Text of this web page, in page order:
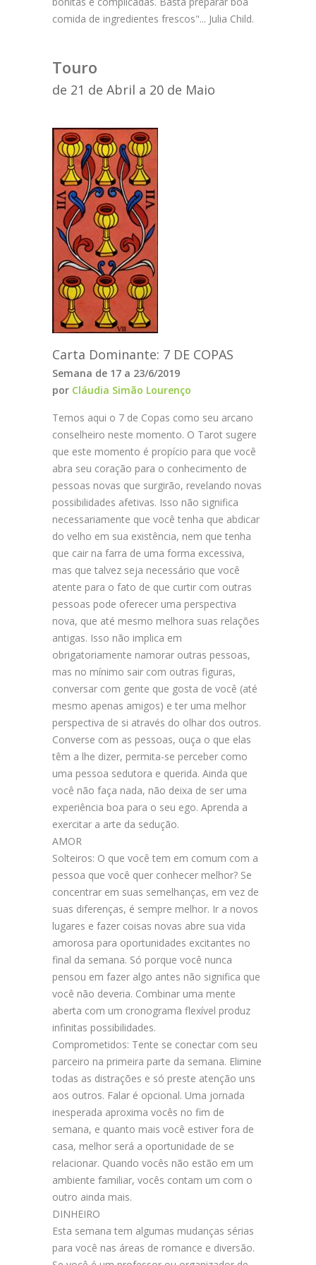
Cozinha Sec.XV
Curso Chocolate
Restaurantes
Porto e Norte
Beiras
Lisboa e Vale Tejo
Alentejo
Algarve
Madeira
Açores
Enviar Receita
comida de ingredientes frescos"... Julia Child.
Touro
de 21 de Abril a 20 de Maio
Carta Dominante: 7 DE COPAS
Semana de 17 a 23/6/2019
por Cláudia Simão Lourenço
Temos aqui o 7 de Copas como seu arcano
conselheiro neste momento. O Tarot sugere
que este momento é propício para que você
abra seu coração para o conhecimento de
pessoas novas que surgirão, revelando novas
possibilidades afetivas. Isso não significa
necessariamente que você tenha que abdicar
do velho em sua existência, nem que tenha
que cair na farra de uma forma excessiva,
mas que talvez seja necessário que você
atente para o fato de que curtir com outras
pessoas pode oferecer uma perspectiva
nova, que até mesmo melhora suas relações
antigas. Isso não implica em
obrigatoriamente namorar outras pessoas,
mas no mínimo sair com outras figuras,
conversar com gente que gosta de você (até
mesmo apenas amigos) e ter uma melhor
perspectiva de si através do olhar dos outros.
Converse com as pessoas, ouça o que elas
têm a lhe dizer, permita-se perceber como
uma pessoa sedutora e querida. Ainda que
você não faça nada, não deixa de ser uma
experiência boa para o seu ego. Aprenda a
exercitar a arte da sedução.
AMOR
Solteiros: O que você tem em comum com a
pessoa que você quer conhecer melhor? Se
concentrar em suas semelhanças, em vez de
suas diferenças, é sempre melhor. Ir a novos
lugares e fazer coisas novas abre sua vida
amorosa para oportunidades excitantes no
final da semana. Só porque você nunca
pensou em fazer algo antes não significa que
você não deveria. Combinar uma mente
aberta com um cronograma flexível produz
infinitas possibilidades.
Comprometidos: Tente se conectar com seu
parceiro na primeira parte da semana. Elimine
todas as distrações e só preste atenção uns
aos outros. Falar é opcional. Uma jornada
inesperada aproxima vocês no fim de
semana, e quanto mais você estiver fora de
casa, melhor será a oportunidade de se
relacionar. Quando vocês não estão em um
ambiente familiar, vocês contam um com o
outro ainda mais.
DINHEIRO
Esta semana tem algumas mudanças sérias
para você nas áreas de romance e diversão.